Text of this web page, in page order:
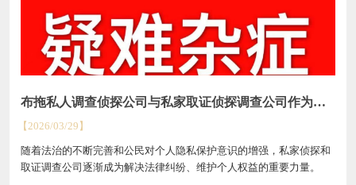
布拖私人调查侦探公司与私家取证侦探调查公司作为现
代社会的“真相守护者”
【2026/03/29】
随着法治的不断完善和公民对个人隐私保护意识的增强，私家侦探和
取证调查公司逐渐成为解决法律纠纷、维护个人权益的重要力量。